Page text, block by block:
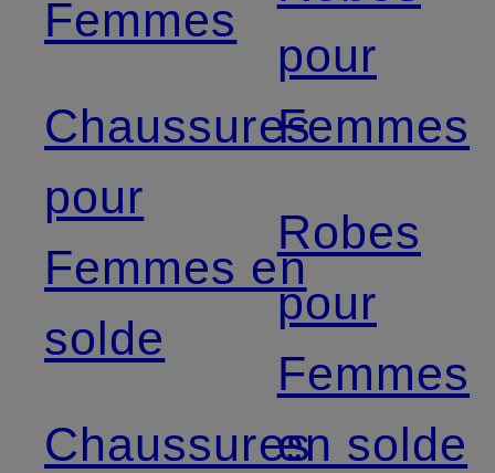
Femmes
Chaussures
pour
Femmes en
solde
Chaussures
pour
Femmes
Robes
pour
Femmes
en solde